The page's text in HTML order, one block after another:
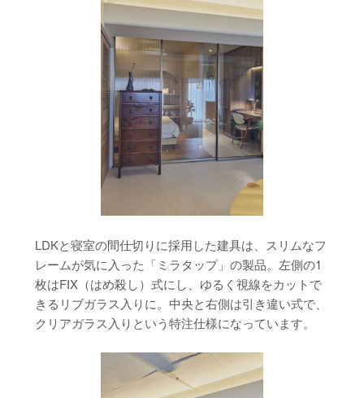
LDKと寝室の間仕切りに採用した建具は、スリムなフ
レームが気に入った「ミラタップ」の製品。左側の1
枚はFIX（はめ殺し）式にし、ゆるく視線をカットで
きるリブガラス入りに。中央と右側は引き違い式で、
クリアガラス入りという特注仕様になっています。